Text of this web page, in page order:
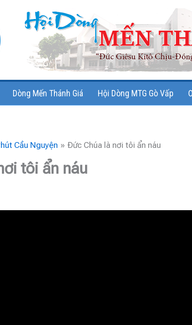
Dòng Mến Thánh Giá Hội Dòng MTG Gò Vấp
Cầu Nguyện Đức Chúa là nơi tôi ẩn náu
tôi ẩn náu